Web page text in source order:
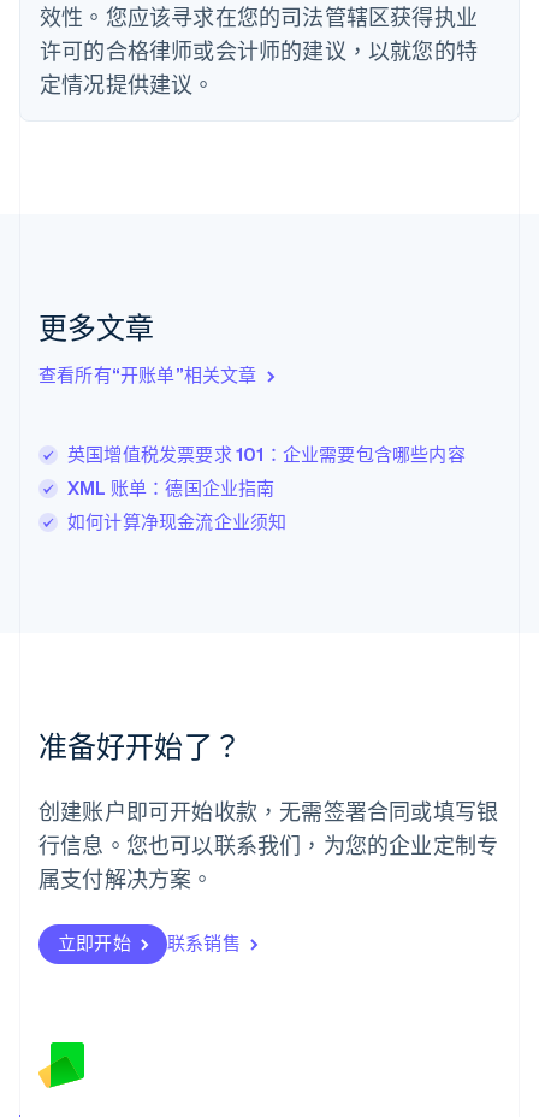
效性。您应该寻求在您的司法管辖区获得执业
许可的合格律师或会计师的建议，以就您的特
定情况提供建议。
更多文章
查看所有“开账单”相关文章
英国增值税发票要求 101：企业需要包含哪些内容
XML 账单：德国企业指南
如何计算净现金流企业须知
准备好开始了？
创建账户即可开始收款，无需签署合同或填写银
行信息。您也可以联系我们，为您的企业定制专
属支付解决方案。
立即开始 联系销售
芬兰
English Svenska
荷兰
立陶宛
English
列支敦士登
FrançaisDeutschEnglish
罗马尼亚
English
马尔他
English
葡萄牙
日本
日本語English
瑞典
SvenskaEnglish
Deutsch FrançaisItaliano English
塞浦路斯
English